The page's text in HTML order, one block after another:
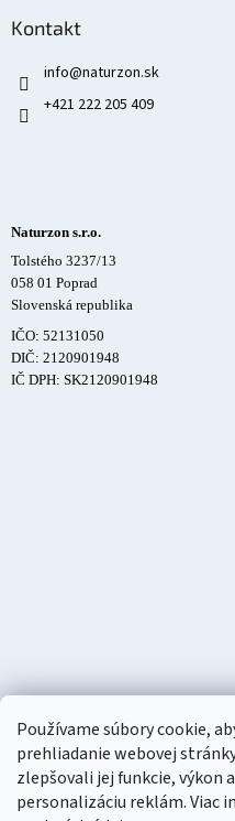
Používame súbory cookie,
prehliadanie webovej
zlepšovali jej funkcie, výkon
personalizáciu reklám. Viac
Kontakt
info@naturzon.sk
+421 222 205 409
Naturzon s.r.o.
Tolstého 3237/13
058 01 Poprad
Slovenská republika
IČO: 52131050
DIČ: 2120901948
IČ DPH: SK2120901948